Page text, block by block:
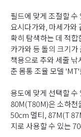
필드에 맞게 조절할
요시다가와, 마세가와
확히 탐색하는 데 적
카가와 등 돌의 크기
책용으로 추와 세줄
춘 몸통 조율 모델
용도에 맞게 선택할 수
80M(T80M)은 소하천
50cm 멀티, 87M(T
지로 사용할 수 있는